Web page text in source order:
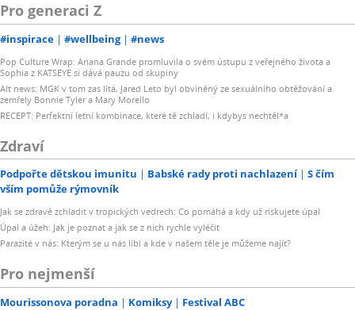
Pro generaci Z
#inspirace #wellbeing #news
Pop Culture Wrap: Ariana Grande promluvila o svém ústupu z veřejného života a
Sophia z KATSEYE si dává pauzu od skupiny
Alt news: MGK v tom zas lítá, Jared Leto byl obviněný ze sexuálního obtěžování a
zemřely Bonnie Tyler a Mary Morello
RECEPT: Perfektní letní kombinace, které tě zchladí, i kdybys nechtěl*a
Zdraví
Podpořte dětskou imunitu Babské rady proti nachlazení
S čím
vším pomůže rýmovník
Jak se zdravě zchladit v tropických vedrech: Co pomáhá a kdy už riskujete úpal
Úpal a úžeh: Jak je poznat a jak se z nich rychle vyléčit
Parazité v nás: Kterým se u nás líbí a kde v našem těle je můžeme najít?
Pro nejmenší
Mourissonova poradna Komiksy Festival ABC